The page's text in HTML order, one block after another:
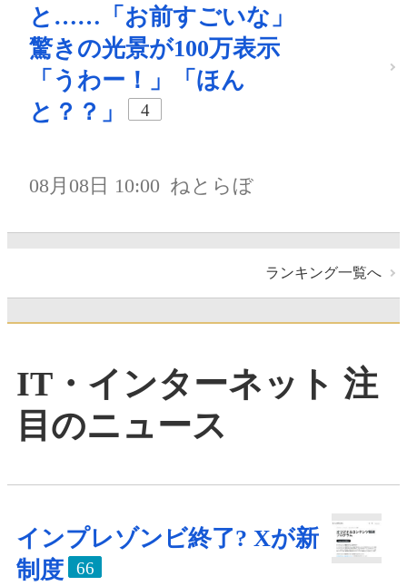
と……「お前すごいな」
驚きの光景が100万表示
「うわー！」「ほん
と？？」
4
08月08日 10:00 ねとらぼ
ランキング一覧へ
IT・インターネット 注
目のニュース
インプレゾンビ終了? Xが新
制度
66